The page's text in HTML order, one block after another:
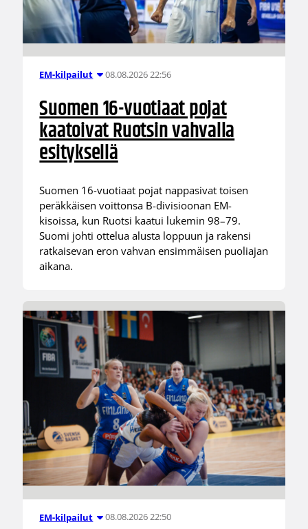
EM-kilpailut 08.08.2026 22:56
Suomen 16-vuotiaat pojat
kaatoivat Ruotsin vahvalla
esityksellä
Suomen 16-vuotiaat pojat nappasivat toisen
peräkkäisen voittonsa B-divisioonan EM-
kisoissa, kun Ruotsi kaatui lukemin 98–79.
Suomi johti ottelua alusta loppuun ja rakensi
ratkaisevan eron vahvan ensimmäisen puoliajan
aikana.
EM-kilpailut 08.08.2026 22:50